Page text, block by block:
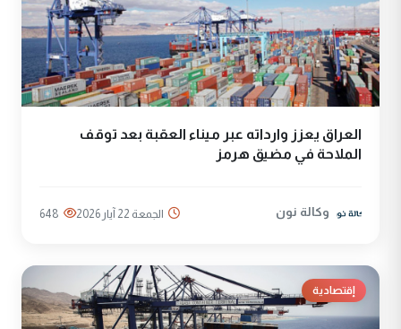
العراق يعزز وارداته عبر ميناء العقبة بعد توقف
الملاحة في مضيق هرمز
وكالة نون الجمعة 22 آيار 2026 648
إقتصادية